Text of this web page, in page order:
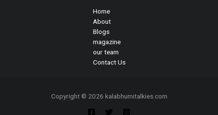
Home
About
Blogs
magazine
our team
Contact Us
Copyright © 2026 kalabhumitalkies.com